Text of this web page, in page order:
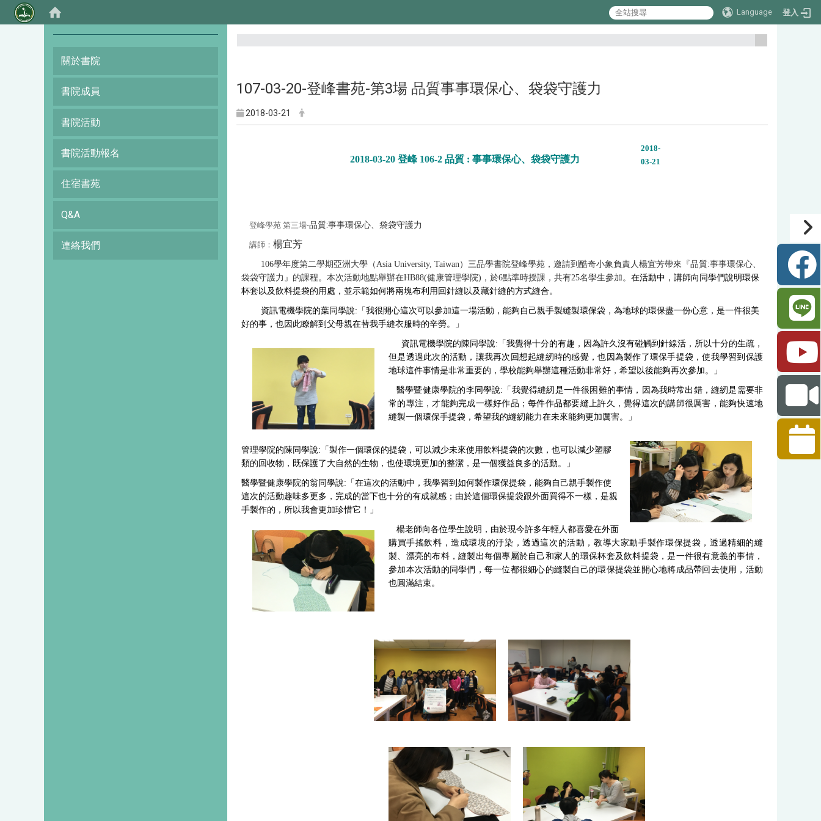
Language 登入
:::
關於書院
書院成員
書院活動
書院活動報名
住宿書苑
Q&A
連絡我們
107-03-20-登峰書苑-第3場 品質事事環保心、袋袋守護力
2018-03-21
2018-03-20 登峰 106-2 品質 : 事事環保心、袋袋守護力
2018-
03-21
登峰學苑 第三場-品質:事事環保心、袋袋守護力
講師 ： 楊宜芳
106學年度第二學期亞洲大學（Asia University, Taiwan）三品學書院登峰學苑，邀請到酷奇小象負責人楊宜芳帶來『品質:事事環保心、
袋袋守護力』的課程。本次活動地點舉辦在HB88(健康管理學院)，於6點準時授課，共有25名學生參加。 在活動中，講師向同學們說明環保
杯套以及飲料提袋的用處，並示範如何將兩塊布利用回針縫以及藏針縫的方式縫合。
資訊電機學院的葉同學說:「我很開心這次可以參加這一場活動，能夠自己親手製縫製環保袋，為地球的環保盡一份心意，是一件很美
好的事，也因此瞭解到父母親在替我手縫衣服時的辛勞。」
資訊電機學院的陳同學說: 「我覺得十分的有趣，因為許久沒有碰觸到針線活，所以十分的生疏，
但是透過此次的活動，讓我再次回想起縫紉時的感覺，也因為製作了環保手提袋，使我學習到保護
地球這件事情是非常重要的，學校能夠舉辦這種活動非常好，希望以後能夠再次參加。」
醫學暨健康學院的李同學說: 「我覺得縫紉是一件很困難的事情，因為我時常出錯，縫紉是需要非
常的專注，才能夠完成一樣好作品；每件作品都要縫上許久，覺得這次的講師很厲害，能夠快速地
縫製一個環保手提袋，希望我的縫紉能力在未來能夠更加厲害。」
管理學院的陳同學說:「製作一個環保的提袋，可以減少未來使用飲料提袋的次數，也可以減少塑膠
類的回收物，既保護了大自然的生物，也使環境更加的整潔，是一個獲益良多的活動。」
醫學暨健康學院的翁同學說: 「在這次的活動中，我學習到如何製作環保提袋，能夠自己親手製作使
這次的活動趣味多更多，完成的當下也十分的有成就感；由於這個環保提袋跟外面買得不一樣，是親
手製作的，所以我會更加珍惜它！」
楊老師向各位學生說明，由於現今許多年輕人都喜愛在外面
購買手搖飲料，造成環境的汙染，透過這次的活動，教導大家動手製作環保提袋，透過精細的縫
製、漂亮的布料，縫製出每個專屬於自己和家人的環保杯套及飲料提袋，是一件很有意義的事情，
參加本次活動的同學們，每一位都很細心的縫製自己的環保提袋並開心地將成品帶回去使用，活動
也圓滿結束。